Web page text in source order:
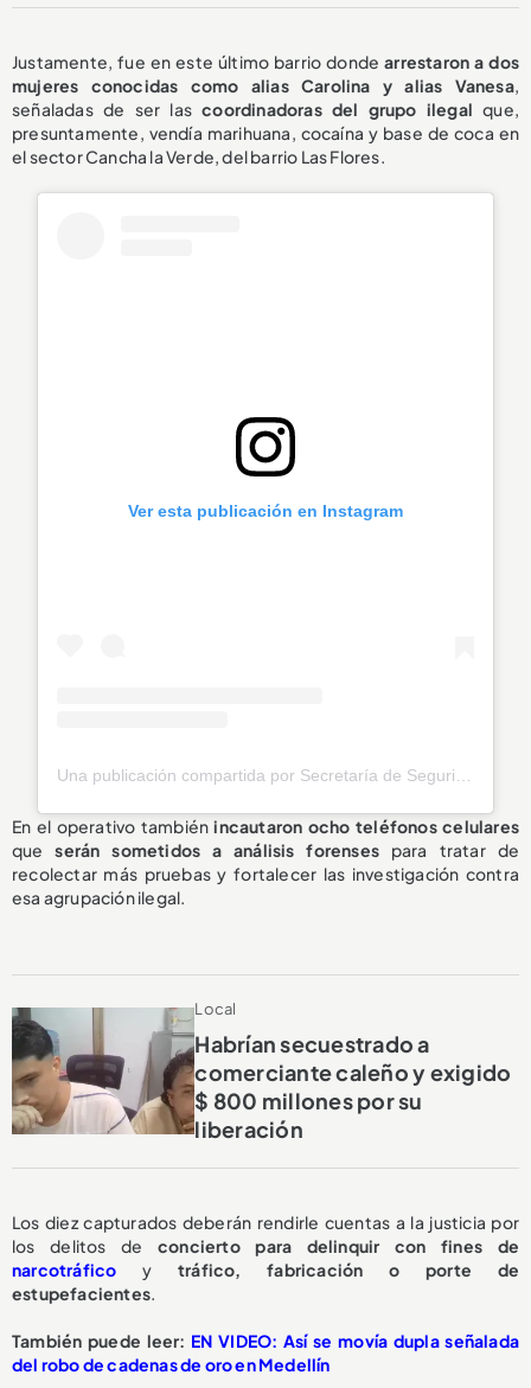
Justamente, fue en este último barrio dondearrestaron a dos
mujeres conocidas como alias Carolina y alias Vanesa,
señaladas de ser lascoordinadoras del grupo ilegal que,
presuntamente, vendía marihuana, cocaína y base de coca en
el sector Cancha la Verde, del barrio Las Flores.
Ver esta publicación en Instagram
En el operativo tambiénincautaron ocho teléfonos celulares
queserán sometidos a análisis forenses para tratar de
recolectar más pruebas y fortalecer las investigación contra
esa agrupación ilegal.
Local
Habrían secuestrado a
comerciante caleño y exigido
$ 800 millones por su
liberación
Los diez capturados deberán rendirle cuentas a la justicia por
los delitos de concierto para delinquir con fines de
narcotráfico y tráfico, fabricación o porte de
estupefacientes
También puede leer: EN VIDEO: Así se movía dupla señalada
del robo de cadenas de oro en Medellín